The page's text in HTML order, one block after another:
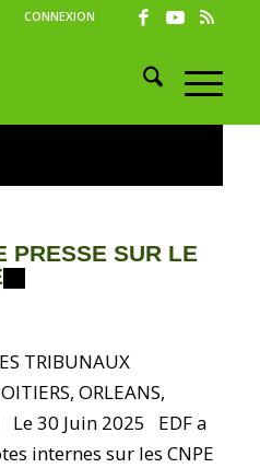
CONNEXION
PRESSE SUR LE
TRIBUNAUX
ORLEANS,
Le 30 Juin 2025 EDF a
internes sur les CNPE